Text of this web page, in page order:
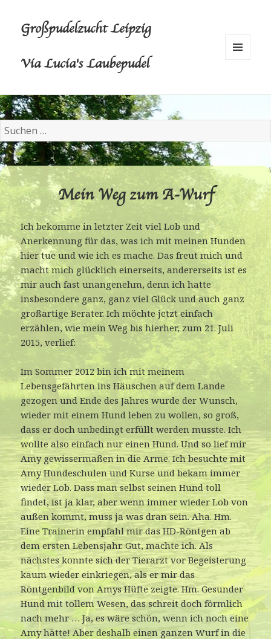
Großpudelzucht Leipzig
Via Lucia's Laubepudel
S
u
c
h
e
n
n
a
c
h
:
Mein Weg zum A-Wurf
Ich bekomme in letzter Zeit viel Lob und
Anerkennung für das, was ich mit meinen Hunden
hier tue und wie ich es mache. Das freut mich und
macht mich glücklich einerseits, andererseits ist es
mir auch fast unangenehm, denn ich hatte
insbesondere ganz, ganz viel Glück und auch ganz
großartige Berater. Ich möchte jetzt einfach
erzählen, wie mein Weg bis hierher, zum 21. Juli
2015, verlief:
Im Sommer 2012 bin ich mit meinem
Lebensgefährten ins Häuschen auf dem Lande
gezogen und Ende des Jahres wurde der Wunsch,
wieder mit einem Hund leben zu wollen, so groß,
dass er doch unbedingt erfüllt werden musste. Ich
wollte also einfach nur einen Hund. Und so lief mir
Amy gewissermaßen in die Arme. Ich besuchte mit
Amy Hundeschulen und Kurse und bekam immer
wieder Lob. Dass man selbst seinen Hund toll
findet, ist ja klar, aber wenn immer wieder Lob von
außen kommt, muss ja was dran sein. Aha. Hm.
Eine Trainerin empfahl mir das HD-Röntgen ab
dem ersten Lebensjahr. Gut, machte ich. Als
nächstes konnte sich der Tierarzt vor Begeisterung
kaum wieder einkriegen, als er mir das
Röntgenbild von Amys Hüfte zeigte. Hm. Gesunder
Hund mit tollem Wesen, das schreit doch förmlich
nach mehr … Ja, es wäre schön, wenn ich noch eine
Amy hätte! Aber deshalb einen ganzen Wurf in die